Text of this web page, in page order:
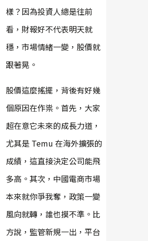
樣？因為投資人總是往前
看，財報好不代表明天就
穩，市場情緒一變，股價就
跟著晃。
股價這麼搖擺，背後有好幾
個原因在作祟。首先，大家
超在意它未來的成長力道，
尤其是 Temu 在海外擴張的
成績，這直接決定公司能飛
多高。其次，中國電商市場
本來就你爭我奪，政策一變
風向就轉，誰也摸不準。比
方說，監管新規一出，平台